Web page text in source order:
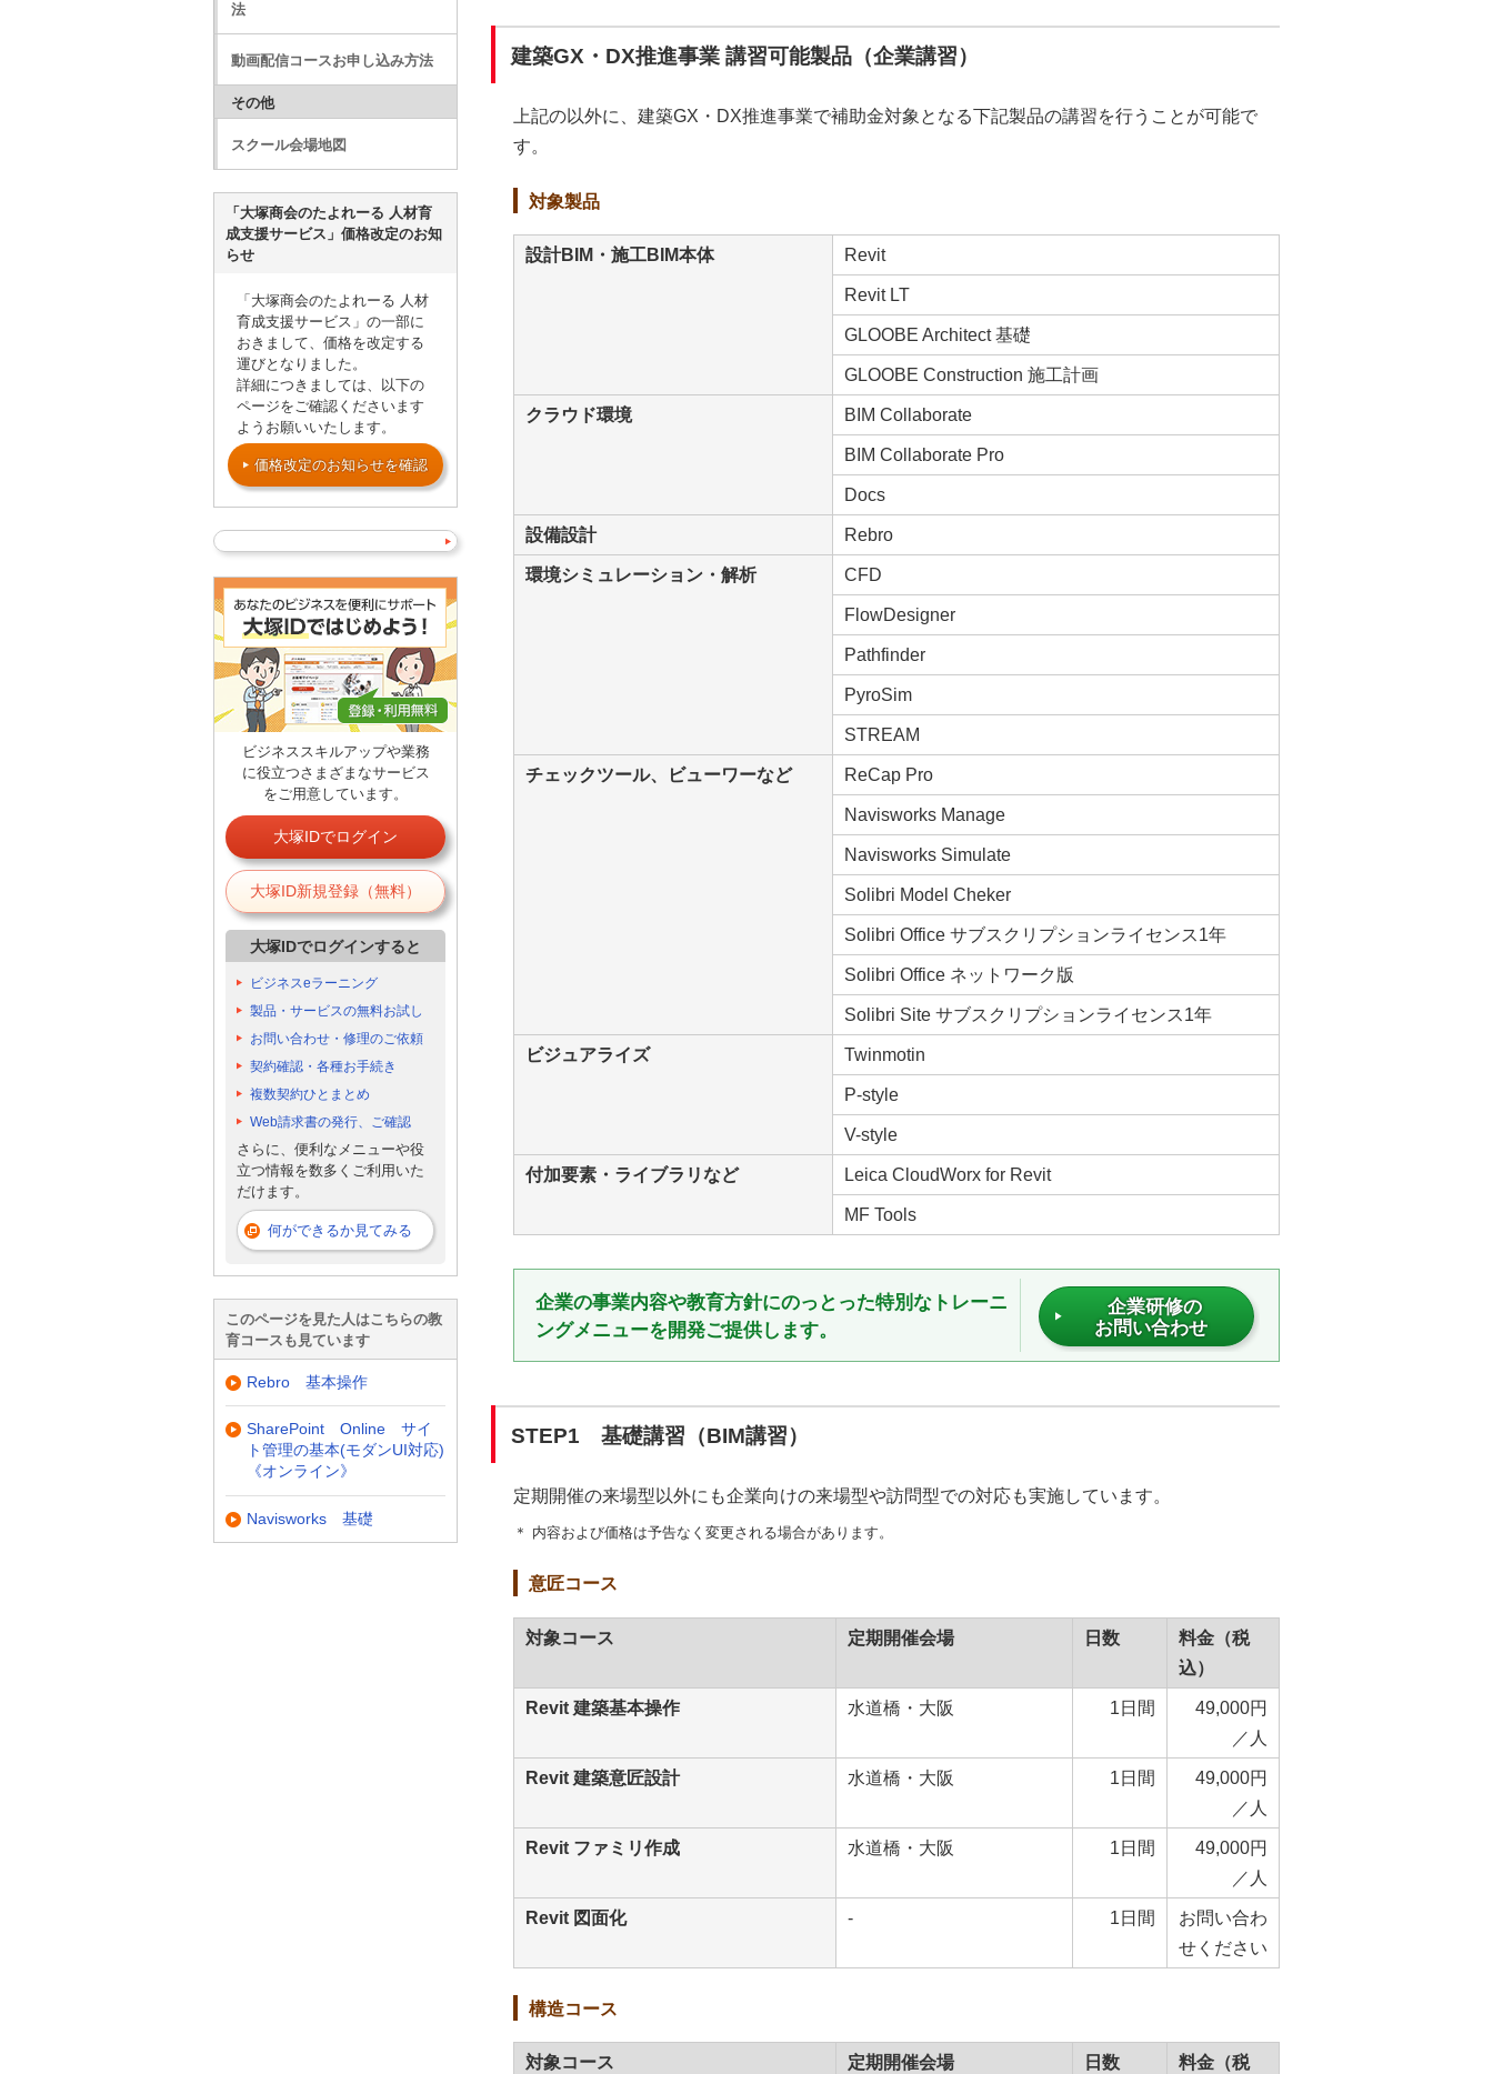
建築GX・DX推進事業 講習可能製品（企業講習）
上記の以外に、建築GX・DX推進事業で補助金対象となる下記製品の講習を行うことが可能で
す。
対象製品
設計BIM・施工BIM本体 Revit
Revit LT
GLOOBE Architect 基礎
GLOOBE Construction 施工計画
クラウド環境 BIM Collaborate
BIM Collaborate Pro
Docs
設備設計 Rebro
環境シミュレーション・解析 CFD
FlowDesigner
Pathfinder
PyroSim
STREAM
チェックツール、ビューワーなど ReCap Pro
Navisworks Manage
Navisworks Simulate
Solibri Model Cheker
Solibri Office サブスクリプションライセンス1年
Solibri Office ネットワーク版
Solibri Site サブスクリプションライセンス1年
ビジュアライズ Twinmotin
P-style
V-style
付加要素・ライブラリなど Leica CloudWorx for Revit
MF Tools
企業の事業内容や教育方針にのっとった特別なトレーニ
ングメニューを開発ご提供します。
企業研修の
お問い合わせ
STEP1 基礎講習（BIM講習）
定期開催の来場型以外にも企業向けの来場型や訪問型での対応も実施しています。
＊ 内容および価格は予告なく変更される場合があります。
意匠コース
対象コース 定期開催会場 日数
料金（税
込）
Revit 建築基本操作 水道橋・大阪 1日間
49,000円
／人
Revit 建築意匠設計 水道橋・大阪 1日間
49,000円
／人
Revit ファミリ作成 水道橋・大阪 1日間
49,000円
／人
Revit 図面化 - 1日間
お問い合わ
せください
構造コース
対象コース 定期開催会場 日数 料金（税
法
動画配信コースお申し込み方法
その他
スクール会場地図
「大塚商会のたよれーる 人材育
成支援サービス」価格改定のお知
らせ
「大塚商会のたよれーる 人材
育成支援サービス」の一部に
おきまして、価格を改定する
運びとなりました。
詳細につきましては、以下の
ページをご確認くださいます
ようお願いいたします。
価格改定のお知らせを確認
ビジネススキルアップや業務
に役立つさまざまなサービス
をご用意しています。
大塚IDでログイン
大塚ID新規登録（無料）
大塚IDでログインすると
ビジネスeラーニング
製品・サービスの無料お試し
お問い合わせ・修理のご依頼
契約確認・各種お手続き
複数契約ひとまとめ
Web請求書の発行、ご確認
さらに、便利なメニューや役
立つ情報を数多くご利用いた
だけます。
何ができるか見てみる
このページを見た人はこちらの教
育コースも見ています
Rebro 基本操作
SharePoint Online サイ
ト管理の基本(モダンUI対応)
《オンライン》
Navisworks 基礎